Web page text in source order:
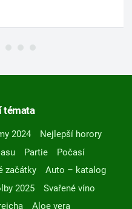
témata
2024
Nejlepší horory
Partie
Počasí
začátky
Auto – katalog
2025
Svařené víno
Aloe vera